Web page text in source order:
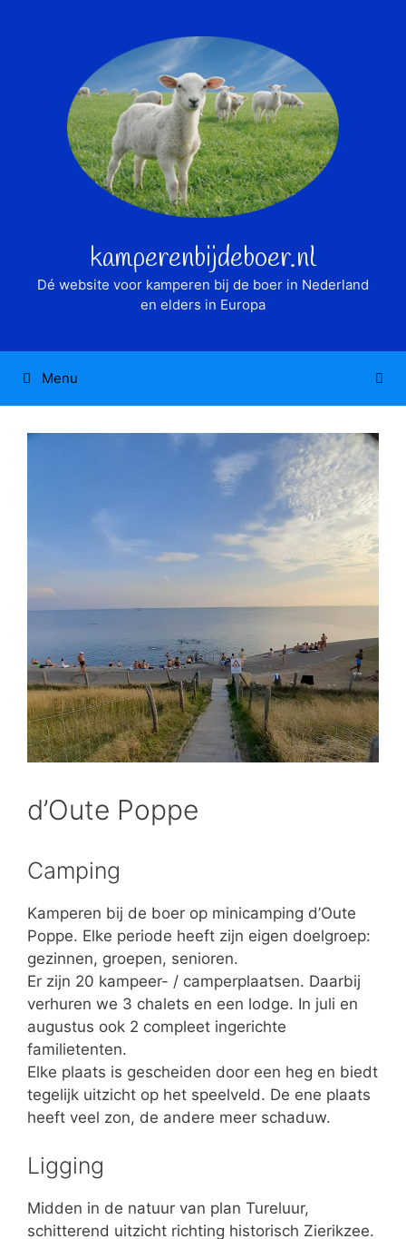
kamperenbijdeboer.nl
Dé website voor kamperen bij de boer in Nederland
en elders in Europa
Menu
d’Oute Poppe
Camping
Kamperen bij de boer op minicamping d’Oute
Poppe. Elke periode heeft zijn eigen doelgroep:
gezinnen, groepen, senioren.
Er zijn 20 kampeer- / camperplaatsen. Daarbij
verhuren we 3 chalets en een lodge. In juli en
augustus ook 2 compleet ingerichte
familietenten.
Elke plaats is gescheiden door een heg en biedt
tegelijk uitzicht op het speelveld. De ene plaats
heeft veel zon, de andere meer schaduw.
Ligging
Midden in de natuur van plan Tureluur,
schitterend uitzicht richting historisch Zierikzee.